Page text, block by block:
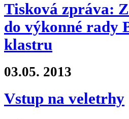
Tisková zpráva:
do výkonné rady
klastru
03.05. 2013
Vstup na veletrhy